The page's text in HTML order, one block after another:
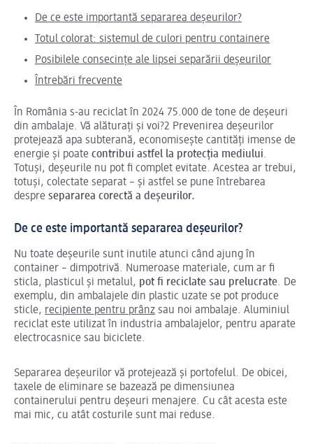
De ce este importantă separarea deșeurilor?
Totul colorat: sistemul de culori pentru containere
Posibilele consecințe ale lipsei separării deșeurilor
Întrebări frecvente
În România s-au reciclat în 2024 75.000 de tone de deșeuri
din ambalaje. Vă alăturați și voi?2 Prevenirea deșeurilor
protejează apa subterană, economisește cantități imense de
energie și poate contribui astfel la protecția mediului.
Totuși, deșeurile nu pot fi complet evitate. Acestea ar trebui,
totuși, colectate separat – și astfel se pune întrebarea
despre separarea corectă a deșeurilor.
De ce este importantă separarea deșeurilor?
Nu toate deșeurile sunt inutile atunci când ajung în
container – dimpotrivă. Numeroase materiale, cum ar fi
sticla, plasticul și metalul, pot fi reciclate sau prelucrate. De
exemplu, din ambalajele din plastic uzate se pot produce
sticle, recipiente pentru prânz sau noi ambalaje. Aluminiul
reciclat este utilizat în industria ambalajelor, pentru aparate
electrocasnice sau biciclete.
Separarea deșeurilor vă protejează și portofelul. De obicei,
taxele de eliminare se bazează pe dimensiunea
containerului pentru deșeuri menajere. Cu cât acesta este
mai mic, cu atât costurile sunt mai reduse.